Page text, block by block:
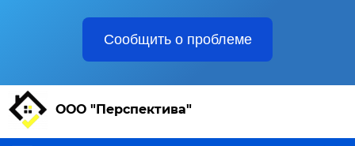
Сообщить о проблеме
ООО "Перспектива"